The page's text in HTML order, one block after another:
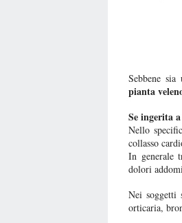
Sebbene
pianta
Se ingerita
Nello
collasso
In generale
dolori
Nei soggetti
orticaria,